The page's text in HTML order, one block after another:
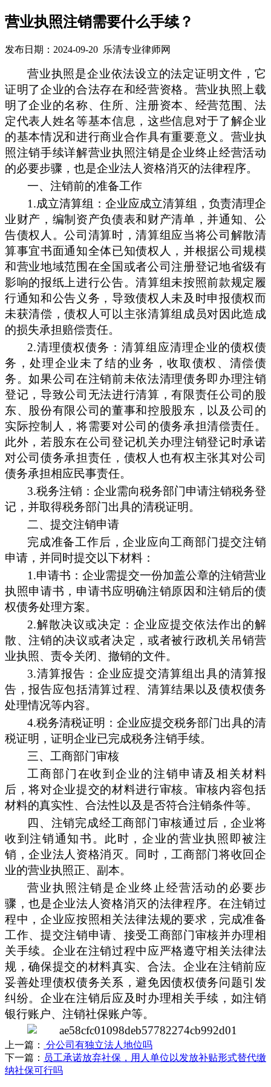
营业执照注销需要什么手续？
发布日期：2024-09-20 乐清专业律师网
营业执照是企业依法设立的法定证明文件，它
证明了企业的合法存在和经营资格。营业执照上载
明了企业的名称、住所、注册资本、经营范围、法
定代表人姓名等基本信息，这些信息对于了解企业
的基本情况和进行商业合作具有重要意义。营业执
照注销手续详解营业执照注销是企业终止经营活动
的必要步骤，也是企业法人资格消灭的法律程序。
一、 注销前的准备工作
1.成立清算组：企业应成立清算组，负责清理企
业财产，编制资产负债表和财产清单，并通知、公
告债权人。公司清算时，清算组应当将公司解散清
算事宜书面通知全体已知债权人，并根据公司规模
和营业地域范围在全国或者公司注册登记地省级有
影响的报纸上进行公告。清算组未按照前款规定履
行通知和公告义务，导致债权人未及时申报债权而
未获清偿，债权人可以主张清算组成员对因此造成
的损失承担赔偿责任。
2.清理债权债务：清算组应清理企业的债权债
务，处理企业未了结的业务，收取债权、清偿债
务。如果公司在注销前未依法清理债务即办理注销
登记，导致公司无法进行清算，有限责任公司的股
东、股份有限公司的董事和控股股东，以及公司的
实际控制人，将需要对公司的债务承担清偿责任。
此外，若股东在公司登记机关办理注销登记时承诺
对公司债务承担责任，债权人也有权主张其对公司
债务承担相应民事责任。
3.税务注销：企业需向税务部门申请注销税务登
记，并取得税务部门出具的清税证明。
二、 提交注销申请
完成准备工作后，企业应向工商部门提交注销
申请，并同时提交以下材料：
1.申请书：企业需提交一份加盖公章的注销营业
执照申请书，申请书应明确注销原因和注销后的债
权债务处理方案。
2.解散决议或决定：企业应提交依法作出的解
散、注销的决议或者决定，或者被行政机关吊销营
业执照、责令关闭、撤销的文件。
3.清算报告：企业应提交清算组出具的清算报
告，报告应包括清算过程、清算结果以及债权债务
处理情况等内容。
4.税务清税证明：企业应提交税务部门出具的清
税证明，证明企业已完成税务注销手续。
三、 工商部门审核
工商部门在收到企业的注销申请及相关材料
后，将对企业提交的材料进行审核。审核内容包括
材料的真实性、合法性以及是否符合注销条件等。
四、 注销完成经工商部门审核通过后，企业将
收到注销通知书。此时，企业的营业执照即被注
销，企业法人资格消灭。同时，工商部门将收回企
业的营业执照正、副本。
营业执照注销是企业终止经营活动的必要步
骤，也是企业法人资格消灭的法律程序。在注销过
程中，企业应按照相关法律法规的要求，完成准备
工作、提交注销申请、接受工商部门审核并办理相
关手续。企业在注销过程中应严格遵守相关法律法
规，确保提交的材料真实、合法。企业在注销前应
妥善处理债权债务关系，避免因债权债务问题引发
纠纷。企业在注销后应及时办理相关手续，如注销
银行账户、注销社保账户等。
上一篇：
分公司有独立法人地位吗
下一篇： 员工承诺放弃社保，用人单位以发放补贴形式替代缴
纳社保可行吗